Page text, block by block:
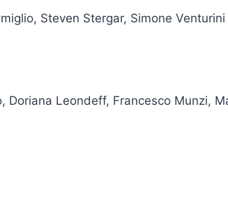
Steven Stergar, Simone Venturini
Doriana Leondeff, Francesco Munzi,